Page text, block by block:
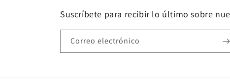
Suscríbete para recibir lo último sobre
Correo electrónico